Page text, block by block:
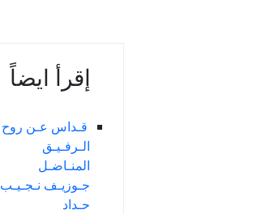
إقرأ ايضاً
قـداس عـن روح
الـرفـيـق
المنـاضـل
جـوزيـف نـجـيـب
حـداد